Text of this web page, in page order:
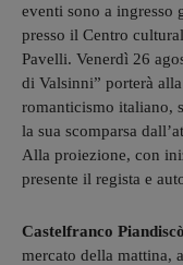
eventi sono a ingresso
presso il Centro
Pavelli. Venerdì 26
di Valsinni” porterà
romanticismo italiano,
la sua scomparsa
Alla proiezione, con
presente il regista e
Castelfranco
mercato della mattina,